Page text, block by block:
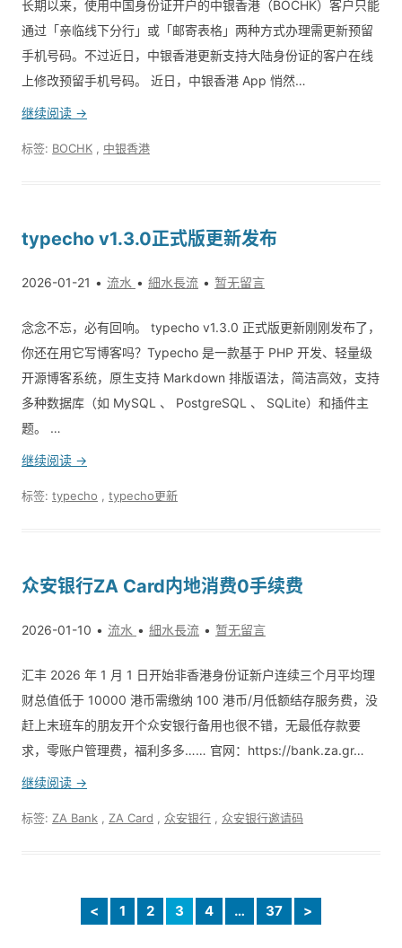
长期以来，使用中国身份证开户的中银香港（BOCHK）客户只能
通过「亲临线下分行」或「邮寄表格」两种方式办理需更新预留
手机号码。不过近日，中银香港更新支持大陆身份证的客户在线
上修改预留手机号码。 近日，中银香港 App 悄然…
继续阅读 →
标签: BOCHK 中银香港
typecho v1.3.0正式版更新发布
2026-01-21 流水 細水長流 暂无留言
念念不忘，必有回响。 typecho v1.3.0 正式版更新刚刚发布了，
你还在用它写博客吗？Typecho 是一款基于 PHP 开发、轻量级
开源博客系统，原生支持 Markdown 排版语法，简洁高效，支持
多种数据库（如 MySQL 、 PostgreSQL 、 SQLite）和插件主
题。 …
继续阅读 →
标签: typecho typecho更新
众安银行ZA Card内地消费0手续费
2026-01-10 流水 細水長流 暂无留言
汇丰 2026 年 1 月 1 日开始非香港身份证新户连续三个月平均理
财总值低于 10000 港币需缴纳 100 港币/月低额结存服务费，没
赶上末班车的朋友开个众安银行备用也很不错，无最低存款要
求，零账户管理费，福利多多…… 官网：https://bank.za.gr…
继续阅读 →
标签: ZA Bank ZA Card 众安银行 众安银行邀请码
< 1 2 3 4 … 37 >